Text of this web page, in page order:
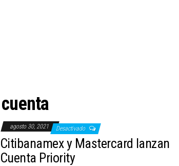
cuenta
agosto 30, 2021 Desactivado
Citibanamex y Mastercard lanzan
Cuenta Priority